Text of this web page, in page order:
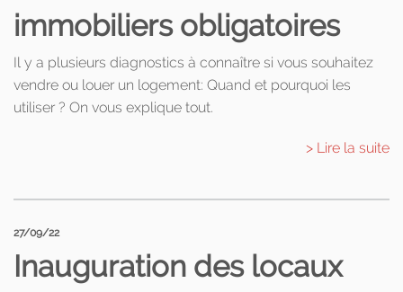
immobiliers obligatoires
Il y a plusieurs diagnostics à connaître si vous souhaitez
vendre ou louer un logement: Quand et pourquoi les
utiliser ? On vous explique tout.
> Lire la suite
27/09/22
Inauguration des locaux